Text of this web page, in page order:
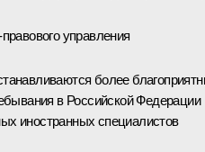
управления
более
в Российской Федерации
иностранных специалистов